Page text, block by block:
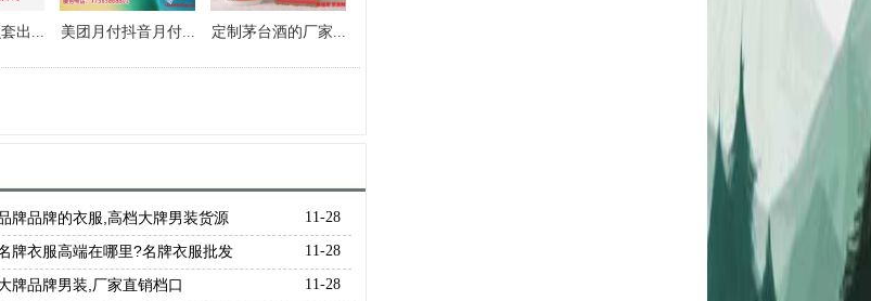
出... 美团月付抖音月付... 定制茅台酒的厂家...
11-28
牌品牌的衣服,高档大牌男装货源
11-28
牌衣服高端在哪里?名牌衣服批发
11-28
牌品牌男装,厂家直销档口